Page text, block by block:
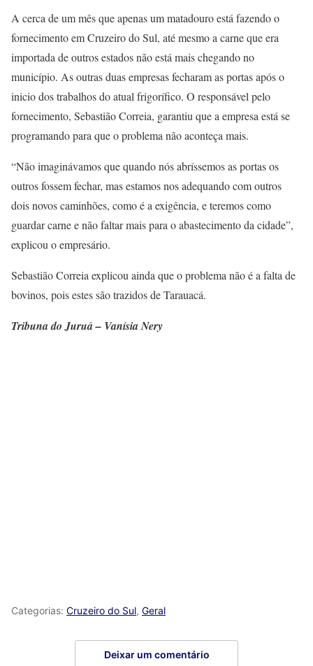
A cerca de um mês que apenas um matadouro está fazendo o
fornecimento em Cruzeiro do Sul, até mesmo a carne que era
importada de outros estados não está mais chegando no
município. As outras duas empresas fecharam as portas após o
inicio dos trabalhos do atual frigorífico. O responsável pelo
fornecimento, Sebastião Correia, garantiu que a empresa está se
programando para que o problema não aconteça mais.
“Não imaginávamos que quando nós abríssemos as portas os
outros fossem fechar, mas estamos nos adequando com outros
dois novos caminhões, como é a exigência, e teremos como
guardar carne e não faltar mais para o abastecimento da cidade”,
explicou o empresário.
Sebastião Correia explicou ainda que o problema não é a falta de
bovinos, pois estes são trazidos de Tarauacá.
Tribuna do Juruá – Vanísia Nery
Categorias: Cruzeiro do Sul, Geral
Deixar um comentário